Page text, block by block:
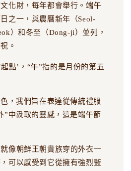
化財，每年都會舉行。端午
之一，與農曆新年（Seol-
）和冬至（Dong-ji）並列，
。
起點’，“午”指的是月份的第五
，我們旨在表達從傳統禮服
”中汲取的靈感，這是端午節
像朝鮮王朝貴族穿的外衣一
可以感受到它從擁有強烈藍